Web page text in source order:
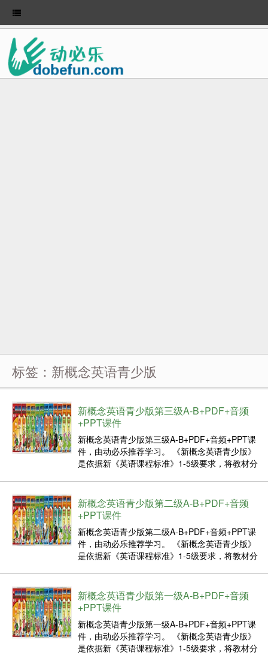
标签：新概念英语青少版
新概念英语青少版第三级A-B+PDF+音频
+PPT课件
新概念英语青少版第三级A-B+PDF+音频+PPT课
件，由动必乐推荐学习。 《新概念英语青少版》
是依据新《英语课程标准》1-5级要求，将教材分
听、说、读、写能力的首选教材。 总的来说，
《新...
新概念英语青少版第二级A-B+PDF+音频
+PPT课件
新概念英语青少版第二级A-B+PDF+音频+PPT课
件，由动必乐推荐学习。 《新概念英语青少版》
是依据新《英语课程标准》1-5级要求，将教材分
听、说、读、写能力的首选教材。 总的来说，
《新...
新概念英语青少版第一级A-B+PDF+音频
+PPT课件
新概念英语青少版第一级A-B+PDF+音频+PPT课
件，由动必乐推荐学习。 《新概念英语青少版》
是依据新《英语课程标准》1-5级要求，将教材分